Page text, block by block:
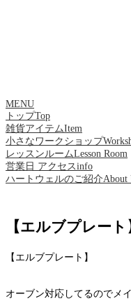
MENU
トップTop
雑貨アイテムItem
小さなワークショップ
レッスンルームLesson Room
営業日 アクセスinfo
ハートウェルのご紹介About
【エルブプレート
【エルブプレート】
オーブン対応してるのでメ